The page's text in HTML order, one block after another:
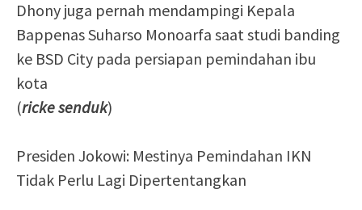
Dhony juga pernah mendampingi Kepala
Bappenas Suharso Monoarfa saat studi banding
ke BSD City pada persiapan pemindahan ibu
kota
(ricke senduk)
Presiden Jokowi: Mestinya Pemindahan IKN
Tidak Perlu Lagi Dipertentangkan